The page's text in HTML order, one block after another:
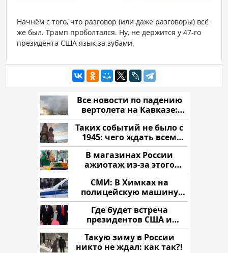
Все новости по падению
вертолета на Кавказе:
читать здесь
Таких событий не было с
1945: чего ждать всем
нам?
В магазинах России
ажиотаж из-за этого
продукта: что купить?
СМИ: В Химках на
полицейскую машину
напали и подожгли.
Где будет встреча
президентов США и
России: Европа?
Такую зиму в России
никто не ждал: как так?!